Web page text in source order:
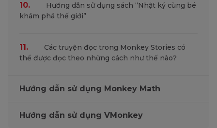
10.
Hướng dẫn sử dụng sách “Nhật ký cùng bé
khám phá thế giới”
11.
Các truyện đọc trong Monkey Stories có
thể được đọc theo những cách như thế nào?
Hướng dẫn sử dụng Monkey Math
Hướng dẫn sử dụng VMonkey